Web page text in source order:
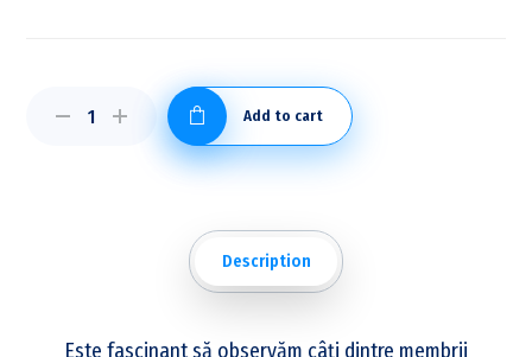
Add to cart
Description
Este fascinant să observăm câți dintre membrii